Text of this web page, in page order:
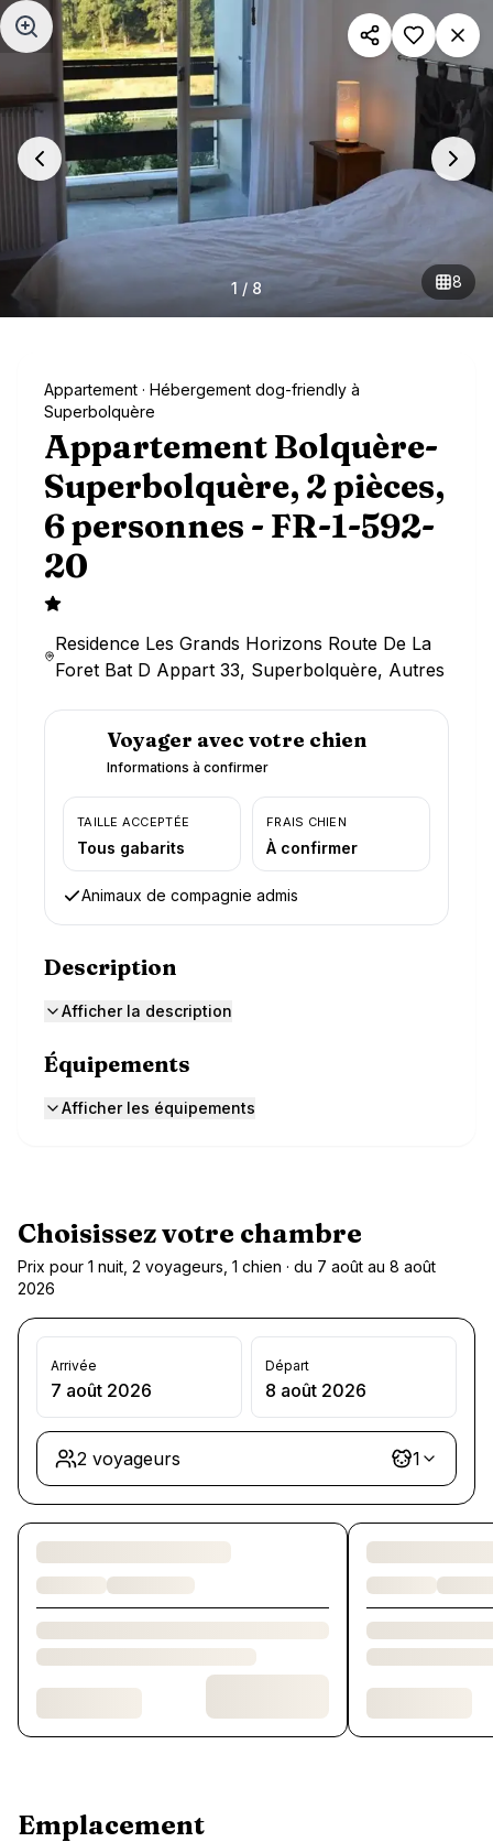
Aller au contenu principal
1/ 8 8
Appartement · Hébergement dog-friendly à
Superbolquère
Appartement Bolquère-
Superbolquère, 2 pièces,
6 personnes - FR-1-592-
20
Residence Les Grands Horizons Route De La
Foret Bat D Appart 33, Superbolquère, Autres
Voyager avec votre chien
Informations à confirmer
TAILLE ACCEPTÉE
Tous gabarits
FRAIS CHIEN
À confirmer
Animaux de compagnie admis
Description
Afficher la description
Équipements
Afficher les équipements
Choisissez votre chambre
Prix pour 1 nuit, 2 voyageurs, 1 chien · du 7 août au 8 août
2026
Arrivée
7 août 2026
Départ
8 août 2026
2 voyageurs 1
Chargement des chambres et des formules…
Emplacement